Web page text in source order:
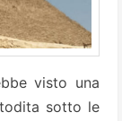
visto una
sotto le